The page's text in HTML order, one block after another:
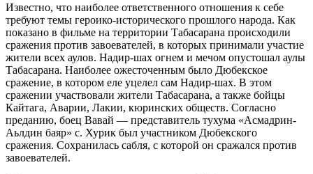
Известно, что наиболее ответственного отношения к себе
требуют темы героико-исторического прошлого народа. Как
показано в фильме на территории Табасарана происходили
сражения против завоевателей, в которых принимали участие
жители всех аулов. Надир-шах огнем и мечом опустошал аулы
Табасарана. Наиболее ожесточенным было Дюбекское
сражение, в котором еле уцелел сам Надир-шах. В этом
сражении участвовали жители Табасарана, а также бойцы
Кайтага, Аварии, Лакии, кюринских обществ. Согласно
преданию, боец Вавай — представитель тухума «Асмадрин-
Аьлдин баяр» с. Хурик был участником Дюбекского
сражения. Сохранилась сабля, с которой он сражался против
завоевателей.